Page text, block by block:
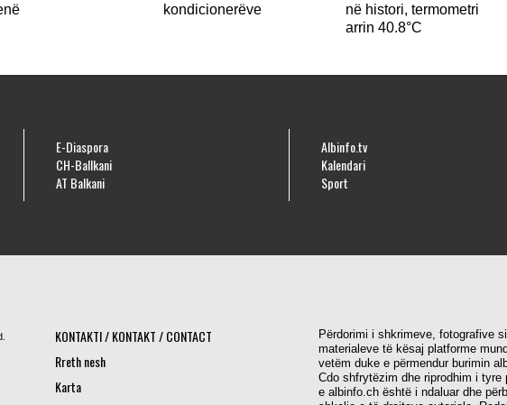
kondicionerëve
në histori, termometri
arrin 40.8°C
E-Diaspora
CH-Ballkani
AT Balkani
Albinfo.tv
Kalendari
Sport
KONTAKTI / KONTAKT / CONTACT
Rreth nesh
Karta
Përdorimi i shkrimeve, fotografive
materialeve të kësaj platforme
vetëm duke e përmendur burimin
Cdo shfrytëzim dhe riprodhim i tyre
e albinfo.ch është i ndaluar dhe